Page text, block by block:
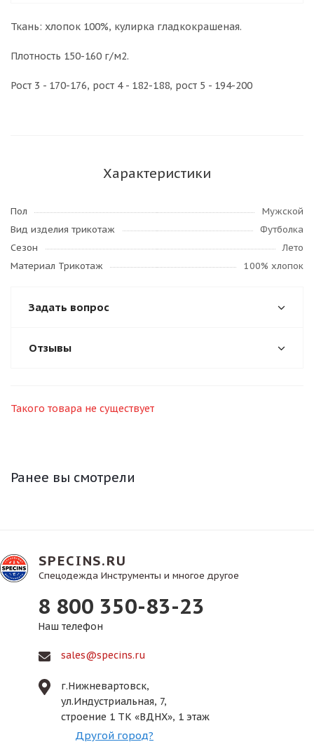
Ткань: хлопок 100%, кулирка гладкокрашеная.
Плотность 150-160 г/м2.
Рост 3 - 170-176, рост 4 - 182-188, рост 5 - 194-200
Характеристики
Пол
Мужской
Вид изделия трикотаж
Футболка
Сезон
Лето
Материал Трикотаж
100% хлопок
Задать вопрос
Отзывы
Такого товара не существует
Ранее вы смотрели
SPECINS.RU
Спецодежда Инструменты и многое другое
8 800 350-83-23
Наш телефон
sales@specins.ru
г.Нижневартовск,
ул.Индустриальная, 7,
строение 1 ТК «ВДНХ», 1 этаж
Другой город?